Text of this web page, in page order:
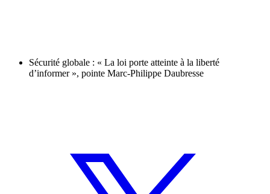
Sécurité globale : « La loi porte atteinte à la liberté
d’informer », pointe Marc-Philippe Daubresse